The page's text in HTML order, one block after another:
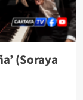
(Soraya